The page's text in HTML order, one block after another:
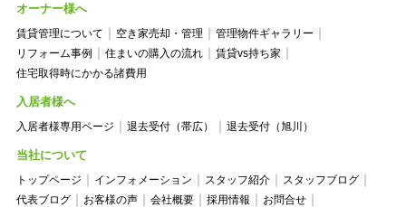
オーナー様へ
賃貸管理について 空き家売却・管理
管理物件ギャラリー
リフォーム事例
住まいの購入の流れ
賃貸vs持ち家
住宅取得時にかかる諸費用
入居者様へ
入居者様専用ページ 退去受付（帯広） 退去受付（旭川）
当社について
トップページ インフォメーション スタッフ紹介
スタッフブログ
代表ブログ
お客様の声 会社概要 採用情報
お問合せ